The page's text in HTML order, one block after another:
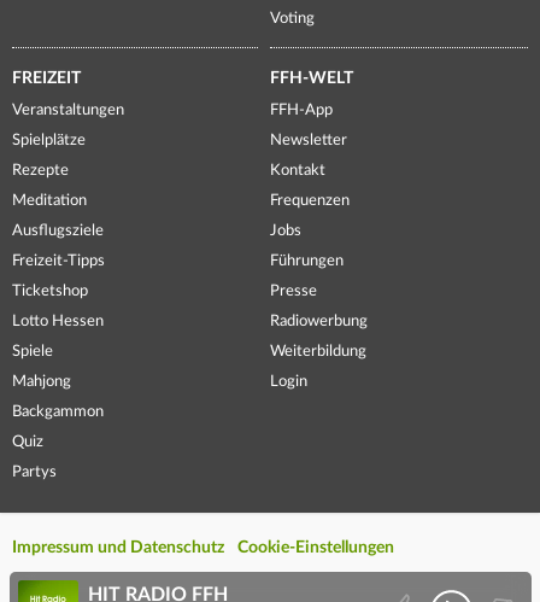
Voting
FREIZEIT
Veranstaltungen
Spielplätze
Rezepte
Meditation
Ausflugsziele
Freizeit-Tipps
Ticketshop
Lotto Hessen
Spiele
Mahjong
Backgammon
Quiz
Partys
FFH-WELT
FFH-App
Newsletter
Kontakt
Frequenzen
Jobs
Führungen
Presse
Radiowerbung
Weiterbildung
Login
Impressum und Datenschutz Cookie-Einstellungen
HIT RADIO FFH